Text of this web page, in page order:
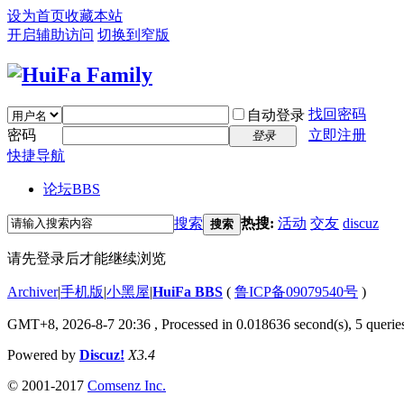
设为首页收藏本站
开启辅助访问 切换到窄版
自动登录 找回密码
密码
登录
立即注册
快捷导航
论坛BBS
搜索 搜索 热搜: 活动 交友 discuz
请先登录后才能继续浏览
Archiver|手机版|小黑屋|HuiFa BBS ( 鲁ICP备09079540号 )
GMT+8, 2026-8-7 20:36 , Processed in 0.018636 second(s), 5
Powered by Discuz! X3.4
© 2001-2017 Comsenz Inc.